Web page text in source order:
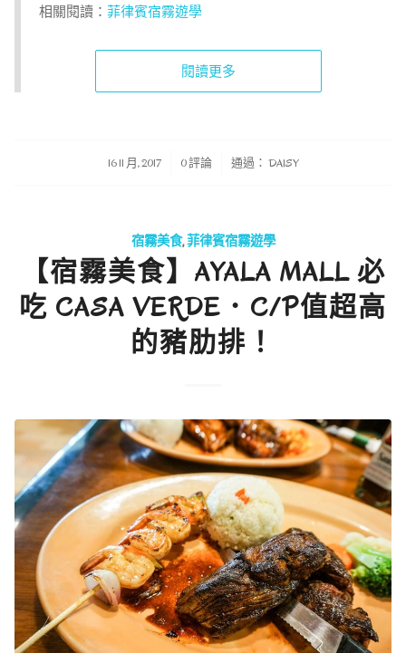
相關閱讀： 菲律賓宿霧遊學
閱讀更多
16 11 月, 2017
/ 0 評論 通過： DAISY
宿霧美食,菲律賓宿霧遊學
【宿霧美食】AYALA MALL 必
吃 CASA VERDE．C/P值超高
的豬肋排！